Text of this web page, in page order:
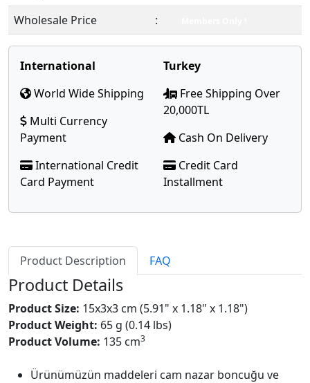
Wholesale Price
:
International
World Wide Shipping
Multi Currency
Payment
International Credit
Card Payment
Turkey
Free Shipping Over
20,000TL
Cash On Delivery
Credit Card
Installment
Product Description FAQ
Product Details
Product Size: 15x3x3 cm (5.91" x 1.18" x 1.18")
Product Weight: 65 g (0.14 lbs)
Product Volume: 135 cm3
Ürünümüzün maddeleri cam nazar boncuğu ve